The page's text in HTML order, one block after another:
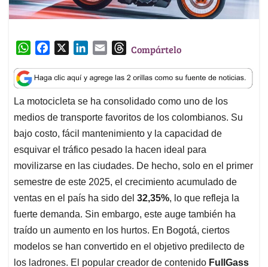
W
a
t
s
A
p
p
c
e
b
o
o
k
n
k
e
d
I
n
a
i
l
T
r
e
a
d
s
Compártelo
La motocicleta se ha consolidado como uno de los
medios de transporte favoritos de los colombianos. Su
bajo costo, fácil mantenimiento y la capacidad de
esquivar el tráfico pesado la hacen ideal para
movilizarse en las ciudades. De hecho, solo en el primer
semestre de este 2025, el crecimiento acumulado de
ventas en el país ha sido del 32,35%, lo que refleja la
fuerte demanda. Sin embargo, este auge también ha
traído un aumento en los hurtos. En Bogotá, ciertos
modelos se han convertido en el objetivo predilecto de
los ladrones. El popular creador de contenido FullGass